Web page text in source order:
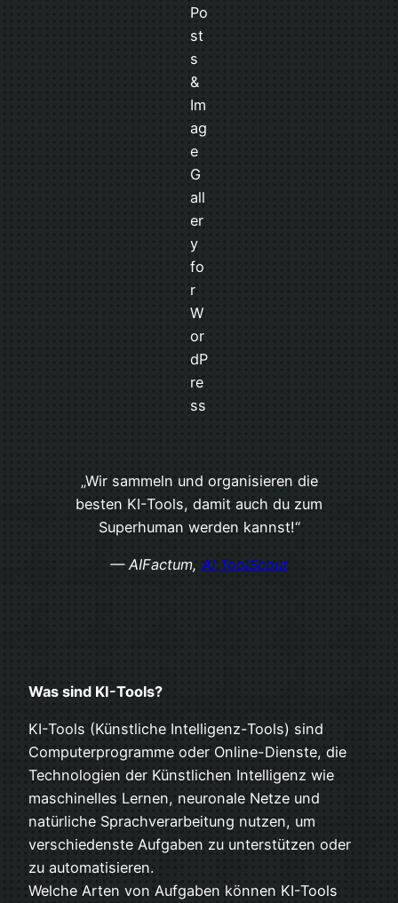
„Wir sammeln und organisieren die
besten KI-Tools, damit auch du zum
Superhuman werden kannst!“
— AIFactum, AI ToolScout
Was sind KI-Tools?
KI-Tools (Künstliche Intelligenz-Tools) sind
Computerprogramme oder Online-Dienste, die
Technologien der Künstlichen Intelligenz wie
maschinelles Lernen, neuronale Netze und
natürliche Sprachverarbeitung nutzen, um
verschiedenste Aufgaben zu unterstützen oder
zu automatisieren.
Welche Arten von Aufgaben können KI-Tools